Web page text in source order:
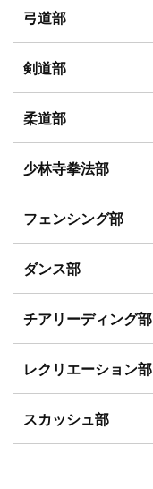
弓道部
剣道部
柔道部
少林寺拳法部
フェンシング部
ダンス部
チアリーディング部
レクリエーション部
スカッシュ部